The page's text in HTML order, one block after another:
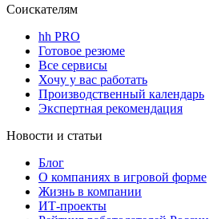
Соискателям
hh PRO
Готовое резюме
Все сервисы
Хочу у вас работать
Производственный календарь
Экспертная рекомендация
Новости и статьи
Блог
О компаниях в игровой форме
Жизнь в компании
ИТ-проекты